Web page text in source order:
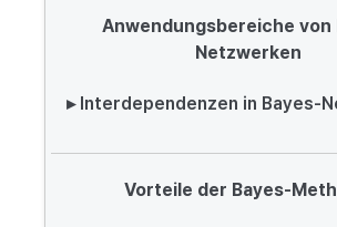
Anwendungsbereiche von
Netzwerken
▸ Interdependenzen in Bayes-
Vorteile der Bayes-